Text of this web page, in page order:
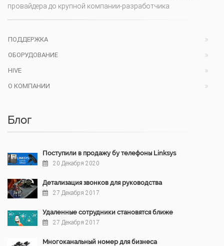
провайдера до крупной компании-разработчика
ПОДДЕРЖКА
ОБОРУДОВАНИЕ
HIVE
О КОМПАНИИ
Блог
Поступили в продажу бу телефоны Linksys
20 Декабря 2020
Детализация звонков для руководства
27 Декабря 2017
Удаленные сотрудники становятся ближе
27 Декабря 2017
Многоканальный номер для бизнеса